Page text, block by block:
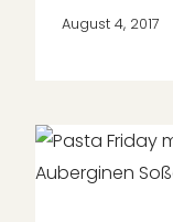
August 4, 2017